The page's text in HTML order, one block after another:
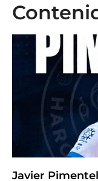
Javier